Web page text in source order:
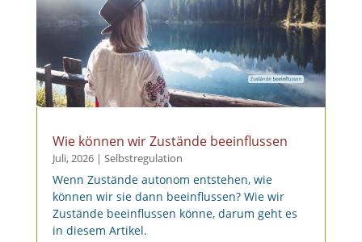
Wie können wir Zustände beeinflussen
Juli, 2026| Selbstregulation
Wenn Zustände autonom entstehen, wie
können wir sie dann beeinflussen? Wie wir
Zustände beeinflussen könne, darum geht es
in diesem Artikel.